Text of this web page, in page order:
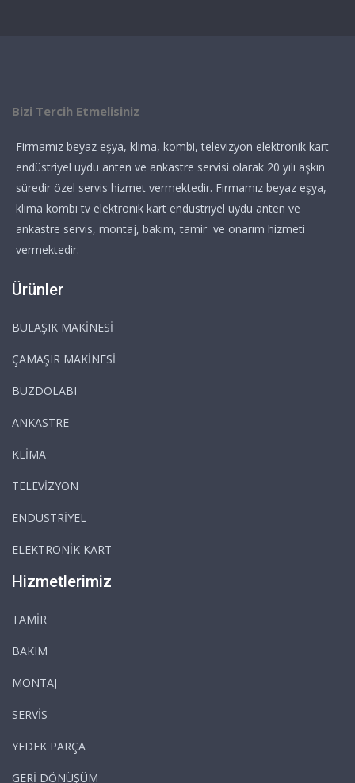
Bizi Tercih Etmelisiniz
Firmamız beyaz eşya, klima, kombi, televizyon elektronik kart
endüstriyel uydu anten ve ankastre servisi olarak 20 yılı aşkın
süredir özel servis hizmet vermektedir. Firmamız beyaz eşya,
klima kombi tv elektronik kart endüstriyel uydu anten ve
ankastre servis, montaj, bakım, tamir ve onarım hizmeti
vermektedir.
Ürünler
BULAŞIK MAKİNESİ
ÇAMAŞIR MAKİNESİ
BUZDOLABI
ANKASTRE
KLİMA
TELEVİZYON
ENDÜSTRİYEL
ELEKTRONİK KART
Hizmetlerimiz
TAMİR
BAKIM
MONTAJ
SERVİS
YEDEK PARÇA
GERİ DÖNÜŞÜM